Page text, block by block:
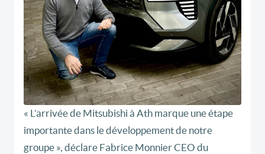
« L’arrivée de Mitsubishi à Ath marque une étape
importante dans le développement de notre
groupe », déclare Fabrice Monnier CEO du